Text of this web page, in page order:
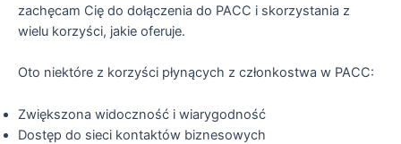
zachęcam Cię do dołączenia do PACC i skorzystania z
wielu korzyści, jakie oferuje.
Oto niektóre z korzyści płynących z członkostwa w PACC:
Zwiększona widoczność i wiarygodność
Dostęp do sieci kontaktów biznesowych